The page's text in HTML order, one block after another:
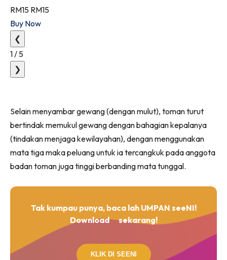
RM15 RM15
Buy Now
❮
1 / 5
❯
Selain menyambar gewang (dengan mulut), toman turut
bertindak memukul gewang dengan bahagian kepalanya
(tindakan menjaga kewilayahan), dengan menggunakan
mata tiga maka peluang untuk ia tercangkuk pada anggota
badan toman juga tinggi berbanding mata tunggal.
Tak kumpau punya, baca lah UMPAN seeNI!
Download
sekarang!
KLIK DI SEENI